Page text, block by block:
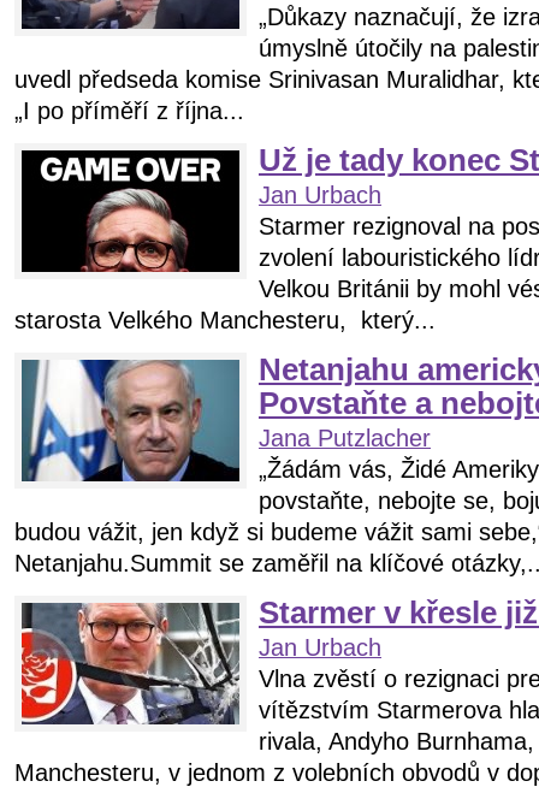
„Důkazy naznačují, že
úmyslně útočily na
uvedl předseda komise Srinivasan Muralidhar,
„I po příměří z října...
Už je tady konec
Jan Urbach
Starmer rezignoval na
zvolení labouristického
Velkou Británii by mohl
starosta Velkého Manchesteru, který...
Netanjahu
Povstaňte a
Jana Putzlacher
„Žádám vás, Židé
povstaňte, nebojte se,
budou vážit, jen když si budeme vážit sami
Netanjahu.Summit se zaměřil na klíčové
Starmer v křesle
Jan Urbach
Vlna zvěstí o rezignaci
vítězstvím Starmerova
rivala, Andyho
Manchesteru, v jednom z volebních obvodů v